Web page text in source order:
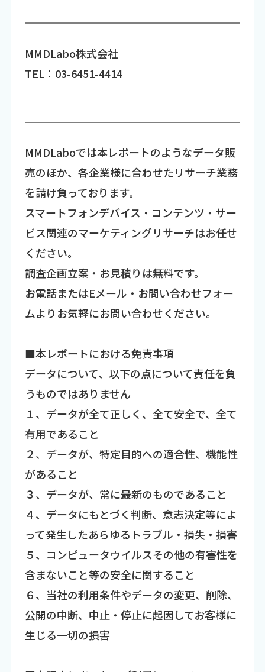
MMDLabo株式会社
TEL：03-6451-4414
MMDLaboでは本レポートのようなデータ販
売のほか、各企業様に合わせたリサーチ業務
を請け負っております。
スマートフォンデバイス・コンテンツ・サー
ビス関連のマーケティングリサーチはお任せ
ください。
調査企画立案・お見積りは無料です。
お電話またはEメール・お問い合わせフォー
ムよりお気軽にお問い合わせください。
■本レポートにおける免責事項
データについて、以下の点について責任を負
うものではありません
１、データが全て正しく、全て安全で、全て
有用であること
２、データが、特定目的への適合性、機能性
があること
３、データが、常に最新のものであること
４、データにもとづく判断、意志決定等によ
って発生したあらゆるトラブル・損失・損害
５、コンピュータウイルスその他の有害性を
含まないこと等の安全に関すること
６、当社の利用条件やデータの変更、削除、
公開の中断、中止・停止に起因してお客様に
生じる一切の損害